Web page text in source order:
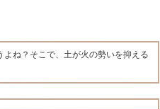
ね？そこで、土が火の勢いを抑える